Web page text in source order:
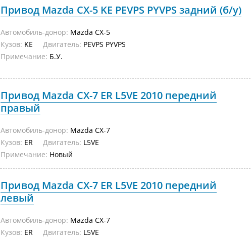
Привод Mazda CX-5 KE PEVPS PYVPS задний (б/у)
Автомобиль-донор: Mazda CX-5
Кузов: KE Двигатель: PEVPS PYVPS
Примечание: Б.У.
Привод Mazda CX-7 ER L5VE 2010 передний
правый
Автомобиль-донор: Mazda CX-7
Кузов: ER Двигатель: L5VE
Примечание: Новый
Привод Mazda CX-7 ER L5VE 2010 передний
левый
Автомобиль-донор: Mazda CX-7
Кузов: ER Двигатель: L5VE